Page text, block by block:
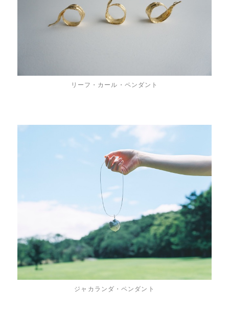
リーフ・カール・ペンダント
ジャカランダ・ペンダント